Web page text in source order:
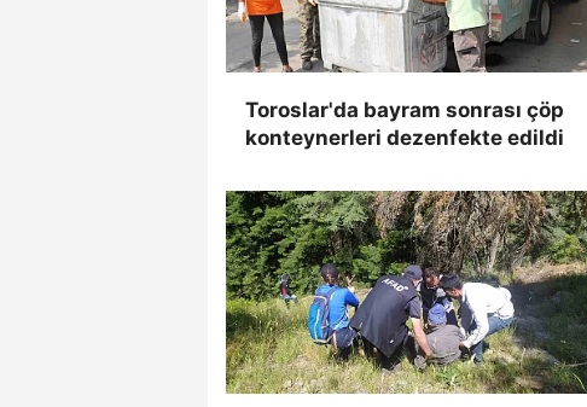
Toroslar'da bayram sonrası çöp
konteynerleri dezenfekte edildi